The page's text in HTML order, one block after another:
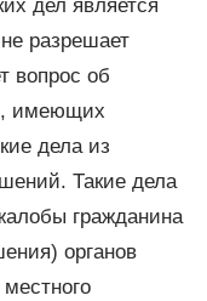
дел является
разрешает
вопрос об
имеющих
дела из
Такие дела
гражданина
органов